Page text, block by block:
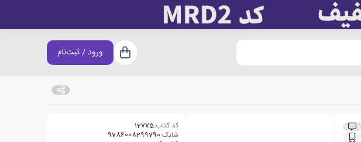
سبد خرید
ورود / ثبت‌نام
کد کتاب:12775
شابک:9786008299790